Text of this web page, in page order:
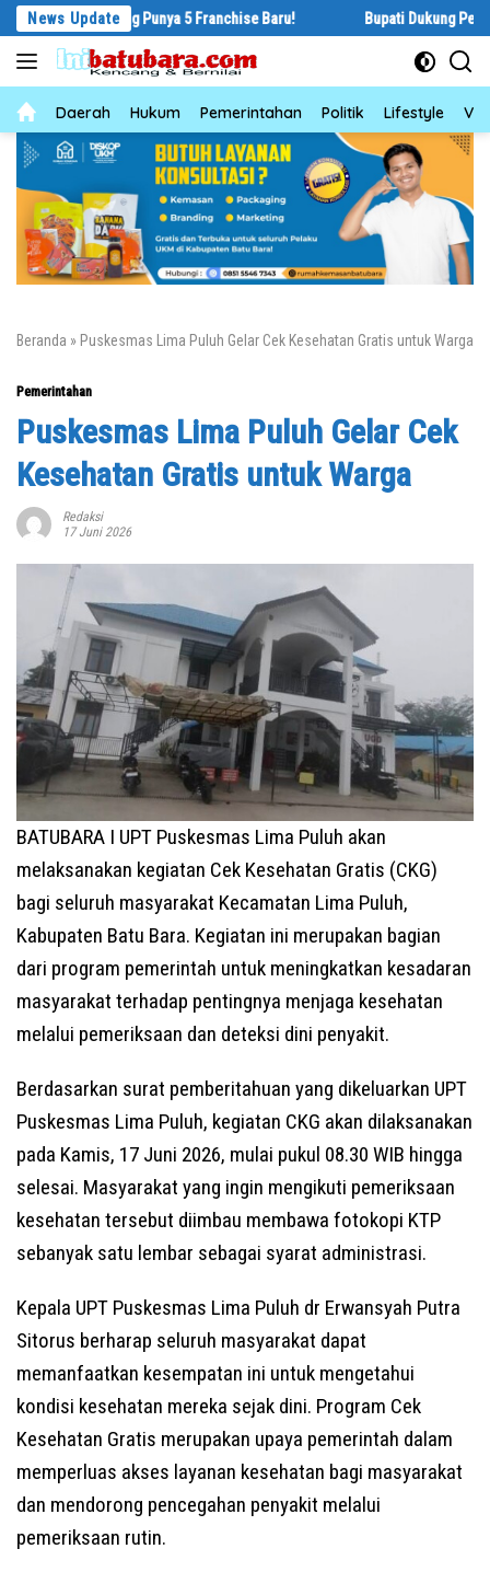
Langsung
konten
News Update
Punya 5 Franchise Baru! Bupati Dukung Pelestarian
NewsDaerah Hukum Pemerintahan Politik Lifestyle
Beranda » Puskesmas Lima Puluh Gelar Cek Kesehatan Gratis untuk Warga
Pemerintahan
Puskesmas Lima Puluh Gelar Cek
Kesehatan Gratis untuk Warga
Redaksi
17 Juni 2026
BATUBARA I UPT Puskesmas Lima Puluh akan
melaksanakan kegiatan Cek Kesehatan Gratis (CKG)
bagi seluruh masyarakat Kecamatan Lima Puluh,
Kabupaten Batu Bara. Kegiatan ini merupakan bagian
dari program pemerintah untuk meningkatkan kesadaran
masyarakat terhadap pentingnya menjaga kesehatan
melalui pemeriksaan dan deteksi dini penyakit.
Berdasarkan surat pemberitahuan yang dikeluarkan UPT
Puskesmas Lima Puluh, kegiatan CKG akan dilaksanakan
pada Kamis, 17 Juni 2026, mulai pukul 08.30 WIB hingga
selesai. Masyarakat yang ingin mengikuti pemeriksaan
kesehatan tersebut diimbau membawa fotokopi KTP
sebanyak satu lembar sebagai syarat administrasi.
Kepala UPT Puskesmas Lima Puluh dr Erwansyah Putra
Sitorus berharap seluruh masyarakat dapat
memanfaatkan kesempatan ini untuk mengetahui
kondisi kesehatan mereka sejak dini. Program Cek
Kesehatan Gratis merupakan upaya pemerintah dalam
memperluas akses layanan kesehatan bagi masyarakat
dan mendorong pencegahan penyakit melalui
pemeriksaan rutin.